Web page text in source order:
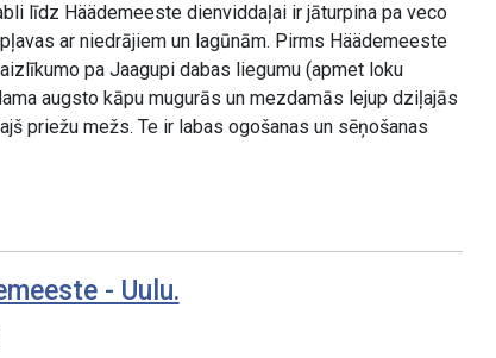
līdz Häädemeeste dienviddaļai ir jāturpina pa veco
ar niedrājiem un lagūnām. Pirms Häädemeeste
pa Jaagupi dabas liegumu (apmet loku
augsto kāpu mugurās un mezdamās lejup dziļajās
priežu mežs. Te ir labas ogošanas un sēņošanas
- Uulu.